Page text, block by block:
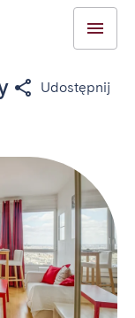
Udostępnij